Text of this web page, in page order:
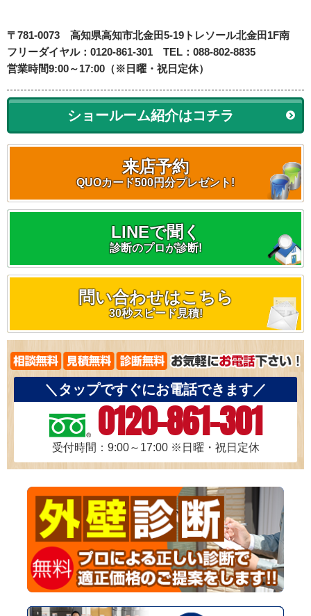
〒781-0073 高知県高知市北金田5-19 トレソール北金田1F南
フリーダイヤル：0120-861-301 TEL：088-802-8835
営業時間9:00～17:00（※日曜・祝日定休）
ショールーム紹介はコチラ
来店予約
QUOカード500円分プレゼント!
LINEで聞く
診断のプロが診断!
問い合わせはこちら
30秒スピード見積!
＼タップですぐにお電話できます／
0120-861-301
受付時間：9:00～17:00 ※日曜・祝日定休